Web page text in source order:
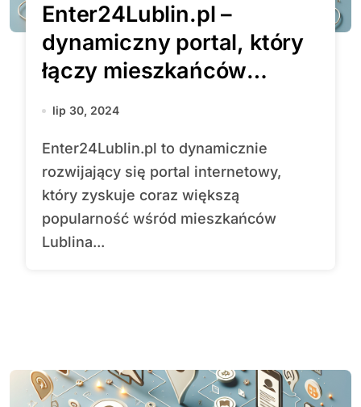
Enter24Lublin.pl –
dynamiczny portal, który
łączy mieszkańców
Lublina i dostarcza
lip 30, 2024
Enter24Lublin.pl to dynamicznie
rozwijający się portal internetowy,
który zyskuje coraz większą
popularność wśród mieszkańców
Lublina...